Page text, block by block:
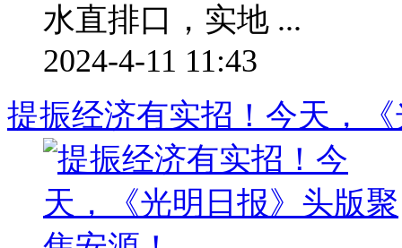
水直排口，实地 ...
2024-4-11 11:43
提振经济有实招！今天，